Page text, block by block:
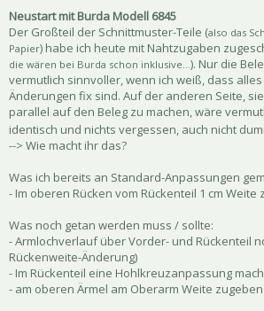
Neustart mit Burda Modell 6845
Der Großteil der Schnittmuster-Teile (also das
Papier) habe ich heute mit Nahtzugaben
die wären bei Burda schon inklusive... ). Nur die
vermutlich sinnvoller, wenn ich weiß, dass
Änderungen fix sind. Auf der anderen Seite,
parallel auf den Beleg zu machen, wäre
identisch und nichts vergessen, auch nicht
--> Wie macht ihr das?
Was ich bereits an Standard-Anpassungen
- Im oberen Rücken vom Rückenteil 1 cm Weite
Was noch getan werden muss / sollte:
- Armlochverlauf über Vorder- und Rückenteil
Rückenweite-Änderung)
- Im Rückenteil eine Hohlkreuzanpassung
- am oberen Ärmel am Oberarm Weite zugeben